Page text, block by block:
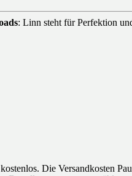
: Linn steht für Perfektion
Die Versandkosten